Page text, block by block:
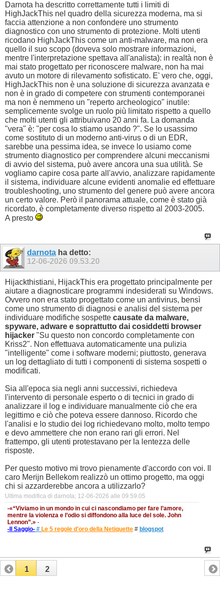
Darnota ha descritto correttamente tutti i limiti di
HighJackThis nel quadro della sicurezza moderna, ma si
faccia attenzione a non confondere uno strumento
diagnostico con uno strumento di protezione. Molti utenti
ricodano HighJackThis come un anti-malware, ma non era
quello il suo scopo (doveva solo mostrare informazioni,
mentre l'interpretazione spettava all'analista): in realtà non è
mai stato progettato per riconoscere malware, non ha mai
avuto un motore di rilevamento sofisticato. E' vero che, oggi,
HighJackThis non è una soluzione di sicurezza avanzata e
non è in grado di competere con strumenti contemporanei
ma non è nemmeno un "reperto archeologico" inutile:
semplicemente svolge un ruolo più limitato rispetto a quello
che molti utenti gli attribuivano 20 anni fa. La domanda
"vera" è: "per cosa lo stiamo usando ?". Se lo usassimo
come sostituto di un moderno anti-virus o di un EDR,
sarebbe una pessima idea, se invece lo usiamo come
strumento diagnostico per comprendere alcuni meccanismi
di avvio del sistema, può avere ancora una sua utilità. Se
vogliamo capire cosa parte all'avvio, analizzare rapidamente
il sistema, individuare alcune evidenti anomalie ed effettuare
troubleshooting, uno strumento del genere può avere ancora
un certo valore. Però il panorama attuale, come è stato già
ricordato, è completamente diverso rispetto al 2003-2005.
A presto
darnota ha detto:
12-06-2026 09.53.20
Hijackthistiani, HijackThis era progettato principalmente per
aiutare a diagnosticare programmi indesiderati su Windows.
Ovvero non era stato progettato come un antivirus, bensì
come uno strumento di diagnosi e analisi del sistema per
individuare modifiche sospette causate da malware,
spyware, adware e soprattutto dai cosiddetti browser
hijacker "Su questo non concordo completamente con
Kriss2". Non effettuava automaticamente una pulizia
"intelligente" come i software moderni; piuttosto, generava
un log dettagliato di tutti i componenti di sistema sospetti o
modificati.
Sia all'epoca sia negli anni successivi, richiedeva
l'intervento di personale esperto o di tecnici in grado di
analizzare il log e individuare manualmente ciò che era
legittimo e ciò che poteva essere dannoso. Ricordo che
l'analisi e lo studio dei log richiedevano molto, molto tempo
e devo ammettere che non erano rari gli errori. Nel
frattempo, gli utenti protestavano per la lentezza delle
risposte.
Per questo motivo mi trovo pienamente d'accordo con voi. Il
caro Merijn Bellekom realizzò un ottimo progetto, ma oggi
chi si azzarderebbe ancora a utilizzarlo?
Ultima modifica di darnota; 12-06-2026 alle 09.59.05
-«“Viviamo in un mondo in cui ci nascondiamo per fare l’amore,
mentre la violenza e l’odio si diffondono alla luce del sole. John
Lennon”.» -
-Il Saggio- # Le 5 regole d'oro della Netiquette # blogspot
1 2